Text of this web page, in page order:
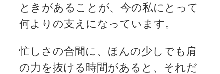
ときがあることが、今の私にとって
何よりの支えになっています。
忙しさの合間に、ほんの少しでも肩
の力を抜ける時間があると、それだ